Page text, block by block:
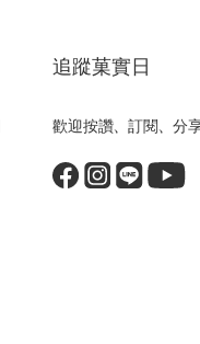
追蹤菓實日
歡迎按讚、訂閱、分